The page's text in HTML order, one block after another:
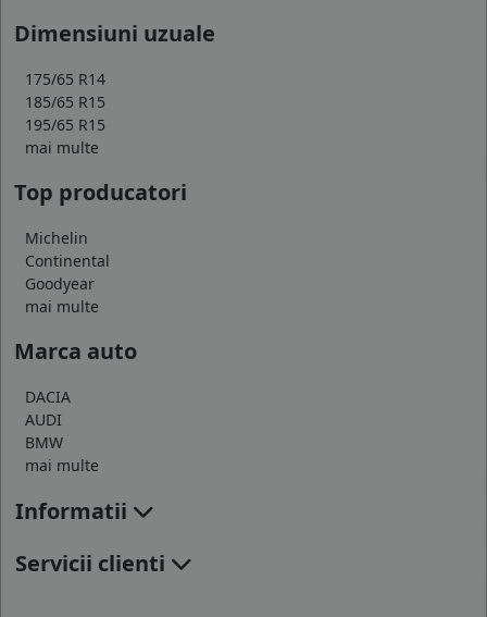
Dimensiuni uzuale
175/65 R14
185/65 R15
195/65 R15
mai multe
Top producatori
Michelin
Continental
Goodyear
mai multe
Marca auto
DACIA
AUDI
BMW
mai multe
Informatii
Servicii clienti